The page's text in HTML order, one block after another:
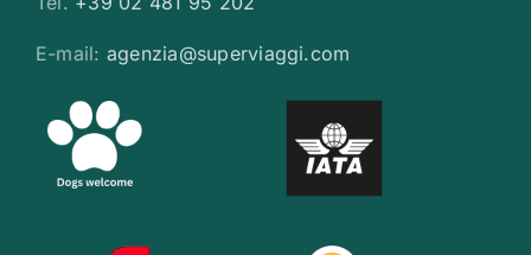
E-mail: agenzia@superviaggi.com